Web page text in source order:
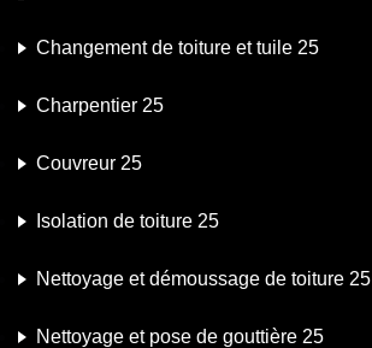
Changement de toiture et tuile 25
Charpentier 25
Couvreur 25
Isolation de toiture 25
Nettoyage et démoussage de toiture 25
Nettoyage et pose de gouttière 25